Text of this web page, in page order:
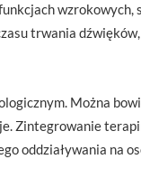
wzrokowych,
trwania
Można
Zintegrowanie
oddziaływania na